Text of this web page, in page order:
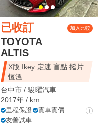
已收訂 加入比較
TOYOTA
ALTIS
X版 Ikey 定速 盲點 撥片
恆溫
台中市 /駿曜汽車
2017年 / km
里程保證
實車實價
友善試車